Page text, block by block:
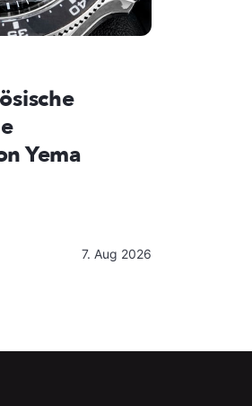
Yema
7. Aug 2026